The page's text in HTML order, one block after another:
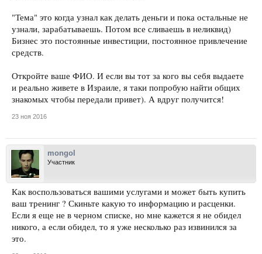
"Тема" это когда узнал как делать деньги и пока остальные не
узнали, зарабатываешь. Потом все сливаешь в неликвид)
Бизнес это постоянные инвестиции, постоянное привлечение
средств.
Откройте ваше ФИО. И если вы тот за кого вы себя выдаете
и реально живете в Израиле, я таки попробую найти общих
знакомых чтобы передали привет). А вдруг получится!
23 ноя 2016
mongol
Участник
Как воспользоваться вашими услугами и может быть купить
ваш тренинг ? Скиньте какую то информацию и расценки.
Если я еще не в черном списке, но мне кажется я не обидел
никого, а если обидел, то я уже несколько раз извинился за
это.